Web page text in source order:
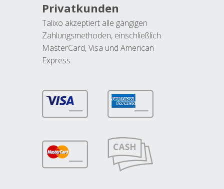
Privatkunden
Talixo akzeptiert alle gängigen
Zahlungsmethoden, einschließlich
MasterCard, Visa und American
Express.